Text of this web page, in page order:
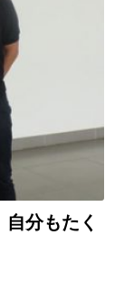
分もたく